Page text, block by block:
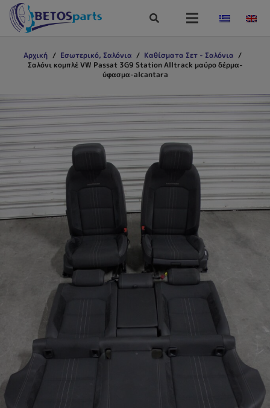
Αρχική / Εσωτερικό, Σαλόνια / Καθίσματα Σετ - Σαλόνια /
Σαλόνι κομπλέ VW Passat 3G9 Station Alltrack μαύρο δέρμα-
ύφασμα-alcantara